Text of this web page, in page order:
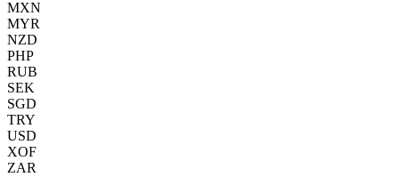
MXN
MYR
NZD
PHP
RUB
SEK
SGD
TRY
USD
XOF
ZAR